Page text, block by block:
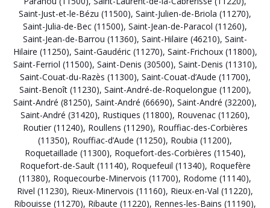
Saint-Just-et-le-Bézu (11500), Saint-Julien-de-Briola (11270),
Saint-Julia-de-Bec (11500), Saint-Jean-de-Paracol (11260),
Saint-Jean-de-Barrou (11360), Saint-Hilaire (46210), Saint-
Hilaire (11250), Saint-Gaudéric (11270), Saint-Frichoux (11800),
Saint-Ferriol (11500), Saint-Denis (30500), Saint-Denis (11310),
Saint-Couat-du-Razès (11300), Saint-Couat-d’Aude (11700),
Saint-Benoît (11230), Saint-André-de-Roquelongue (11200),
Saint-André (81250), Saint-André (66690), Saint-André (32200),
Saint-André (31420), Rustiques (11800), Rouvenac (11260),
Routier (11240), Roullens (11290), Rouffiac-des-Corbières
(11350), Rouffiac-d’Aude (11250), Roubia (11200),
Roquetaillade (11300), Roquefort-des-Corbières (11540),
Roquefort-de-Sault (11140), Roquefeuil (11340), Roquefère
(11380), Roquecourbe-Minervois (11700), Rodome (11140),
Rivel (11230), Rieux-Minervois (11160), Rieux-en-Val (11220),
Ribouisse (11270), Ribaute (11220), Rennes-les-Bains (11190),